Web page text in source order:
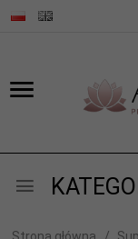
Strona główna